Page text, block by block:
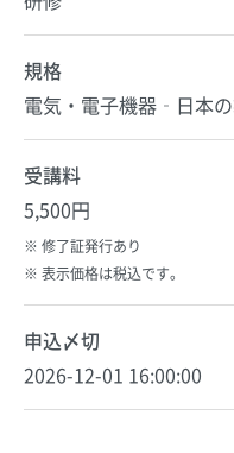
規格
電気・電子機器‐日本
受講料
5,500円
修了証発行あり
表示価格は税込です。
申込〆切
2026-12-01 16:00:00